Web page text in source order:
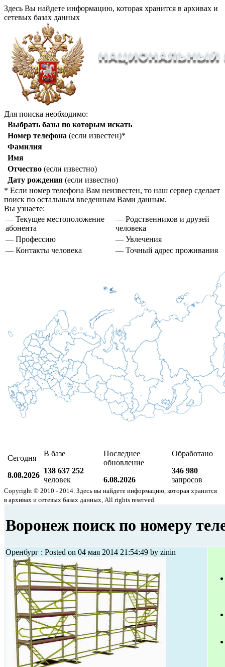
Здесь Вы найдете информацию, которая хранится в архивах и
сетевых базах данных
Для поиска необходимо:
Выбрать базы по которым искать
Номер телефона (если известен)*
Фамилия
Имя
Отчество (если известно)
Дату рождения (если известно)
* Если номер телефона Вам неизвестен, то наш сервер сделает
поиск по остальным введенным Вами данным.
Вы узнаете:
— Текущее местоположение
абонента
— Родственников и друзей
человека
— Профессию
— Увлечения
— Контакты человека
— Точный адрес проживания
Сегодня
8.08.2026
В базе
138 637 252
человек
Последнее
обновление
6.08.2026
Обработано
346 980
запросов
Copyright © 2010 - 2014. Здесь вы найдете информацию, которая хранится
в архивах и сетевых базах данных, All rights reserved.
Воронеж поиск по номеру
Оренбург : Posted on 04 мая 2014 21:54:49 by zinin